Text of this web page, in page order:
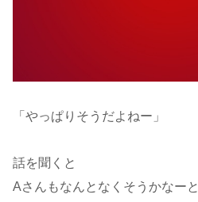
「やっぱりそうだよねー」
話を聞くと
Aさんもなんとなくそうかなーと